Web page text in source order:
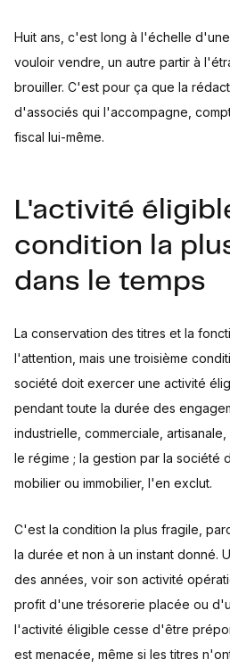
Huit ans, c'est long à l'échelle
vouloir vendre, un autre partir à
brouiller. C'est pour ça que la
d'associés qui l'accompagne,
fiscal lui-même.
L'activité
condition la
dans le temps
La conservation des titres et la
l'attention, mais une troisième
société doit exercer une activité
pendant toute la durée des
industrielle, commerciale,
le régime ; la gestion par la société
mobilier ou immobilier, l'en exclut.
C'est la condition la plus fragile,
la durée et non à un instant donné.
des années, voir son activité
profit d'une trésorerie placée ou
l'activité éligible cesse d'être
est menacée, même si les titres